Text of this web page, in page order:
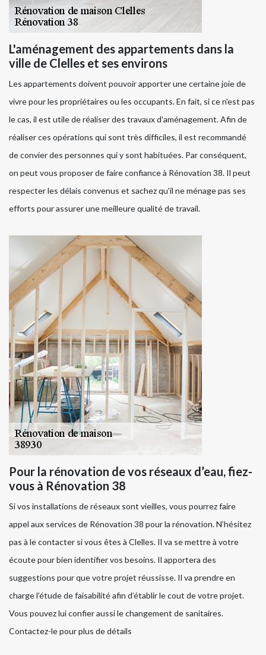
L'aménagement des appartements dans la
ville de Clelles et ses environs
Les appartements doivent pouvoir apporter une certaine joie de
vivre pour les propriétaires ou les occupants. En fait, si ce n'est pas
le cas, il est utile de réaliser des travaux d'aménagement. Afin de
réaliser ces opérations qui sont très difficiles, il est recommandé
de convier des personnes qui y sont habituées. Par conséquent,
on peut vous proposer de faire confiance à Rénovation 38. Il peut
respecter les délais convenus et sachez qu'il ne ménage pas ses
efforts pour assurer une meilleure qualité de travail.
Pour la rénovation de vos réseaux d’eau, fiez-
vous à Rénovation 38
Si vos installations de réseaux sont vieilles, vous pourrez faire
appel aux services de Rénovation 38 pour la rénovation. N’hésitez
pas à le contacter si vous êtes à Clelles. Il va se mettre à votre
écoute pour bien identifier vos besoins. Il apportera des
suggestions pour que votre projet réussisse. Il va prendre en
charge l’étude de faisabilité afin d’établir le cout de votre projet.
Vous pouvez lui confier aussi le changement de sanitaires.
Contactez-le pour plus de détails